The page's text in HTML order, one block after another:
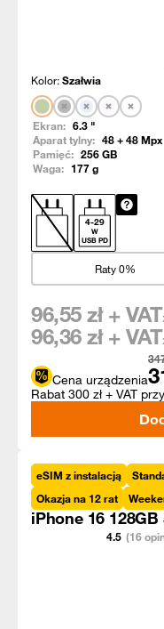
Kolor:Szałwia
Ekran: 6.3 "
Aparat tylny: 48 + 48Mpx
Pamięć: 256GB
Waga: 177g
4-29
W
USB PD
Raty 0%
Cena urządzenia
96,55 zł + VAT
96,36 zł + VAT
Rabat 300 zł + VAT
eSIM z instalacją
Okazja na 12 rat
iPhone 16 128GB
4.5 (16